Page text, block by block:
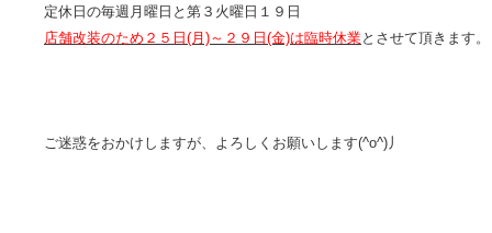
定休日の毎週月曜日と第３火曜日１９日
店舗改装のため２５日(月)～２９日(金)は臨時休業とさせて頂きます。
ご迷惑をおかけしますが、よろしくお願いします(^o^)丿